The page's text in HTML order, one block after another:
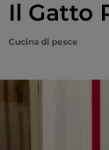
Il Gatto
Cucina di pesce